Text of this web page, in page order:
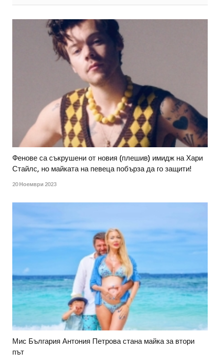
Фенове са съкрушени от новия (плешив) имидж на Хари
Стайлс, но майката на певеца побърза да го защити!
20 Ноември 2023
Мис България Антония Петрова стана майка за втори
път